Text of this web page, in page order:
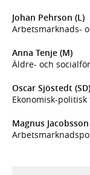
Johan Pehrson (L)
Arbetsmarknads-
Anna Tenje (M)
Äldre- och
Oscar Sjöstedt (SD)
Ekonomisk-
Magnus Jacobsson